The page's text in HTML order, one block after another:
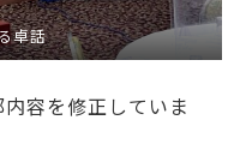
卓話
容を修正していま